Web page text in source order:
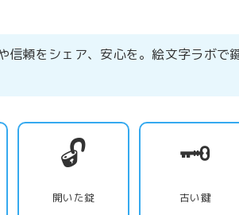
頼をシェア、安心を。絵文字ラボで
🔓
開いた錠
🗝️
古い鍵